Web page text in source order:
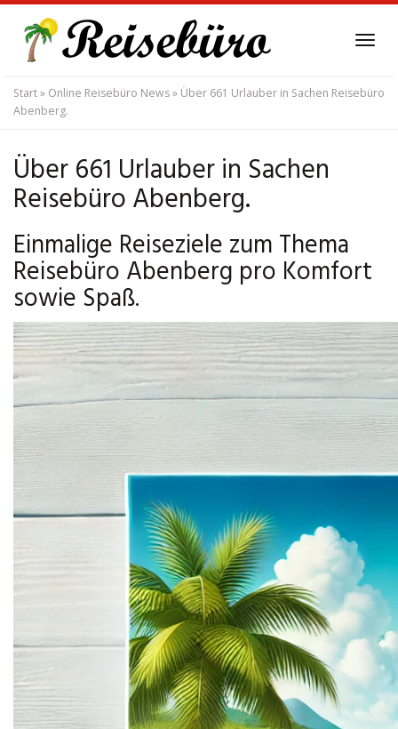
main
content
Start» Online Reisebüro News» Über 661 Urlauber in Sachen Reisebüro
Abenberg.
Über 661 Urlauber in Sachen
Reisebüro Abenberg.
Einmalige Reiseziele zum Thema
Reisebüro Abenberg pro Komfort
sowie Spaß.